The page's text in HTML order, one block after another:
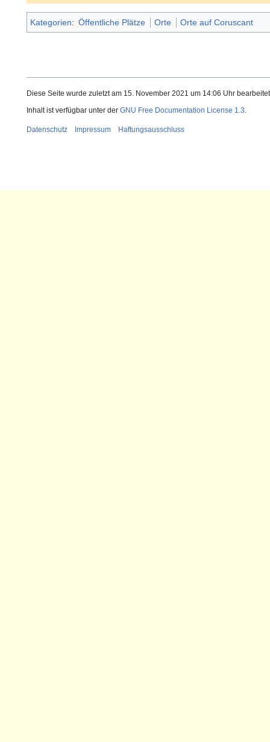
Kategorien: Öffentliche Plätze Orte Orte auf Coruscant
Diese Seite wurde zuletzt am 15. November 2021 um 14:06 Uhr
Inhalt ist verfügbar unter der GNU Free Documentation License 1.3.
Datenschutz Impressum Haftungsausschluss